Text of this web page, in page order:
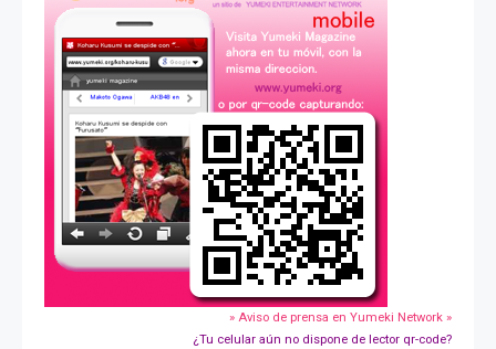
» Aviso de prensa en Yumeki Network »
¿Tu celular aún no dispone de lector qr-code?